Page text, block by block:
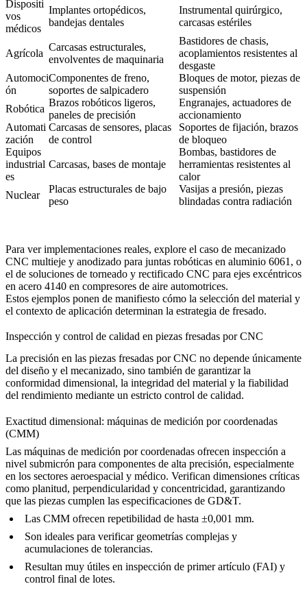
Dispositi
vos
médicos
Implantes ortopédicos,
bandejas dentales
Instrumental quirúrgico,
carcasas estériles
Agrícola
Carcasas estructurales,
envolventes de maquinaria
Bastidores de chasis,
acoplamientos resistentes al
desgaste
Automoci
ón
Componentes de freno,
soportes de salpicadero
Bloques de motor, piezas de
suspensión
Robótica
Brazos robóticos ligeros,
paneles de precisión
Engranajes, actuadores de
accionamiento
Automati
zación
Carcasas de sensores, placas
de control
Soportes de fijación, brazos
de bloqueo
Equipos
industrial
es
Carcasas, bases de montaje
Bombas, bastidores de
herramientas resistentes al
calor
Nuclear
Placas estructurales de bajo
peso
Vasijas a presión, piezas
blindadas contra radiación
Para ver implementaciones reales, explore el caso de mecanizado
CNC multieje y anodizado para juntas robóticas en aluminio 6061 , o
el de soluciones de torneado y rectificado CNC para ejes excéntricos
en acero 4140 en compresores de aire automotrices.
Estos ejemplos ponen de manifiesto cómo la selección del material y
el contexto de aplicación determinan la estrategia de fresado.
Inspección y control de calidad en piezas fresadas por CNC
La precisión en las piezas fresadas por CNC no depende únicamente
del diseño y el mecanizado, sino también de garantizar la
conformidad dimensional, la integridad del material y la fiabilidad
del rendimiento mediante un estricto control de calidad.
Exactitud dimensional: máquinas de medición por coordenadas
(CMM)
Las máquinas de medición por coordenadas ofrecen inspección a
nivel submicrón para componentes de alta precisión, especialmente
en los sectores aeroespacial y médico. Verifican dimensiones críticas
como planitud, perpendicularidad y concentricidad, garantizando
que las piezas cumplen las especificaciones de GD&T.
Las CMM ofrecen repetibilidad de hasta ±0,001 mm.
Son ideales para verificar geometrías complejas y
acumulaciones de tolerancias.
Resultan muy útiles en inspección de primer artículo (FAI) y
control final de lotes.